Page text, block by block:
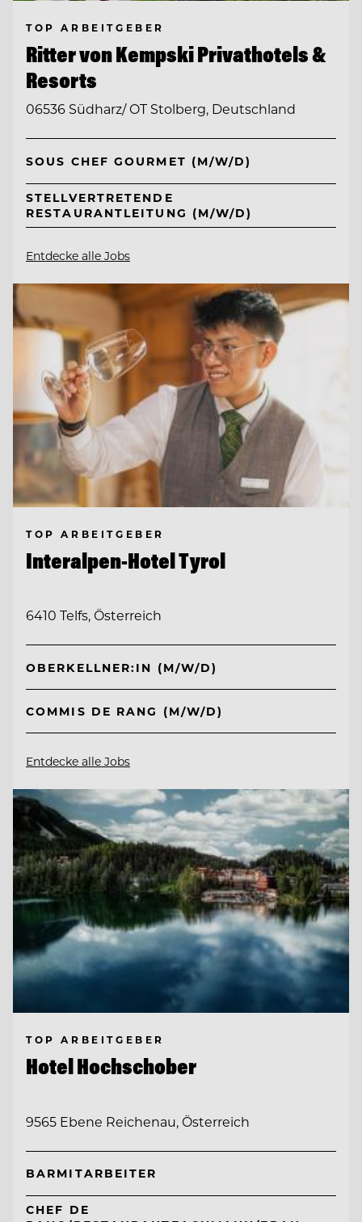
TOP ARBEITGEBER
Ritter von Kempski Privathotels &
Resorts
06536 Südharz/ OT Stolberg, Deutschland
SOUS CHEF GOURMET (M/W/D)
STELLVERTRETENDE
RESTAURANTLEITUNG (M/W/D)
Entdecke alle Jobs
TOP ARBEITGEBER
Interalpen-Hotel Tyrol
6410 Telfs, Österreich
OBERKELLNER:IN (M/W/D)
COMMIS DE RANG (M/W/D)
Entdecke alle Jobs
TOP ARBEITGEBER
Hotel Hochschober
9565 Ebene Reichenau, Österreich
BARMITARBEITER
CHEF DE